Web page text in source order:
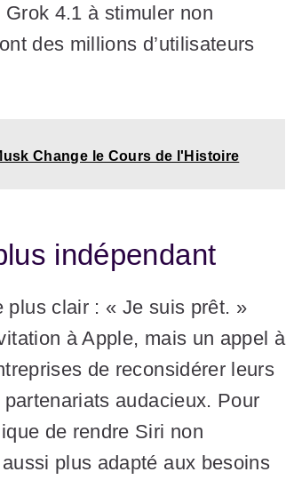
4.1 à stimuler non
des millions d’utilisateurs
Change le Cours de l'Histoire
indépendant
plus clair : « Je suis prêt. »
à Apple, mais un appel à
de reconsidérer leurs
audacieux. Pour
de rendre Siri non
plus adapté aux besoins